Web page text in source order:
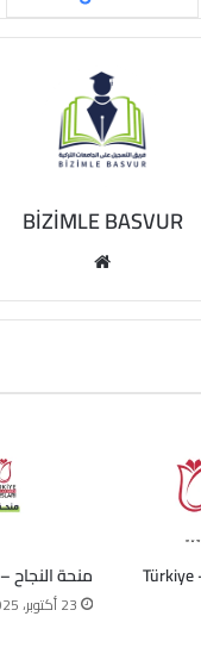
BİZİMLE BASVUR
المنحة التركية 2026 – Türkiye منحة النجاح – Başarı Bursu
23 أكتوبر، 2025